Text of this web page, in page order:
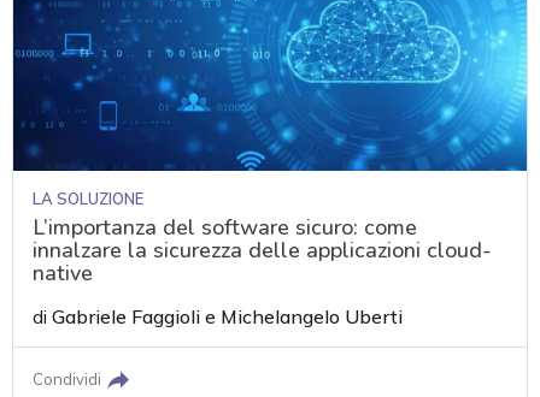
LA SOLUZIONE
L’importanza del software sicuro: come
innalzare la sicurezza delle applicazioni cloud-
native
diGabriele Faggioli e Michelangelo Uberti
Condividi